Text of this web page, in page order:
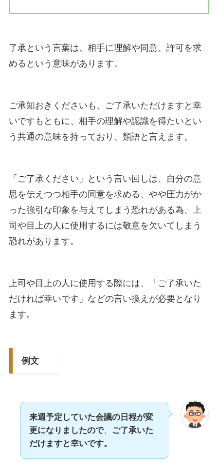
了承という言葉は、相手に理解や同意、許可を求
めるという意味があります。
ご承知おきくださいも、ご了承いただけますと幸
いですもともに、相手の理解や認識を得たいとい
う共通の意味を持っており、類語と言えます。
「ご了承ください」という言い回しは、自分の意
思を伝えつつ相手の同意を求める、やや圧力がか
った強引な印象を与えてしまう恐れがある為、上
司や目上の人に使用するには敬意を欠いてしまう
恐れがあります。
上司や目上の人に使用する際には、「ご了承いた
だければ幸いです」などの言い換えが必要となり
ます。
例文
来週予定していた会議の日程が変
更になりましたので、
ご了承いた
だけますと幸いです。